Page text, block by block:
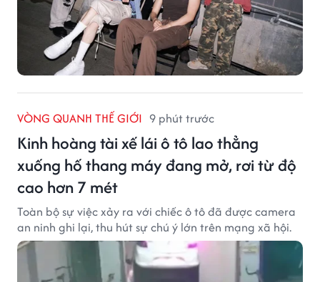
VÒNG QUANH THẾ GIỚI 9 phút trước
Kinh hoàng tài xế lái ô tô lao thẳng
xuống hố thang máy đang mở, rơi từ độ
cao hơn 7 mét
Toàn bộ sự việc xảy ra với chiếc ô tô đã được camera
an ninh ghi lại, thu hút sự chú ý lớn trên mạng xã hội.